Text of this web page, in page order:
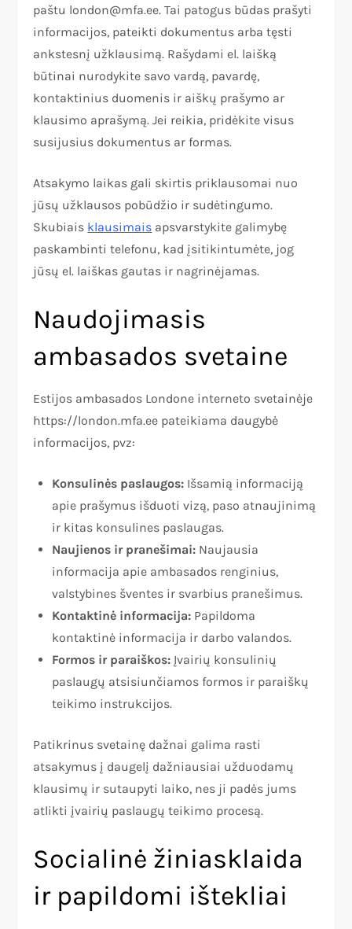
paštu london@mfa.ee. Tai patogus būdas prašyti
informacijos, pateikti dokumentus arba tęsti
ankstesnį užklausimą. Rašydami el. laišką
būtinai nurodykite savo vardą, pavardę,
kontaktinius duomenis ir aiškų prašymo ar
klausimo aprašymą. Jei reikia, pridėkite visus
susijusius dokumentus ar formas.
Atsakymo laikas gali skirtis priklausomai nuo
jūsų užklausos pobūdžio ir sudėtingumo.
Skubiais klausimais apsvarstykite galimybę
paskambinti telefonu, kad įsitikintumėte, jog
jūsų el. laiškas gautas ir nagrinėjamas.
Naudojimasis
ambasados svetaine
Estijos ambasados Londone interneto svetainėje
https://london.mfa.ee pateikiama daugybė
informacijos, pvz:
Konsulinės paslaugos: Išsamią informaciją
apie prašymus išduoti vizą, paso atnaujinimą
ir kitas konsulines paslaugas.
Naujienos ir pranešimai: Naujausia
informacija apie ambasados renginius,
valstybines šventes ir svarbius pranešimus.
Kontaktinė informacija: Papildoma
kontaktinė informacija ir darbo valandos.
Formos ir paraiškos: Įvairių konsulinių
paslaugų atsisiunčiamos formos ir paraiškų
teikimo instrukcijos.
Patikrinus svetainę dažnai galima rasti
atsakymus į daugelį dažniausiai užduodamų
klausimų ir sutaupyti laiko, nes ji padės jums
atlikti įvairių paslaugų teikimo procesą.
Socialinė žiniasklaida
ir papildomi ištekliai